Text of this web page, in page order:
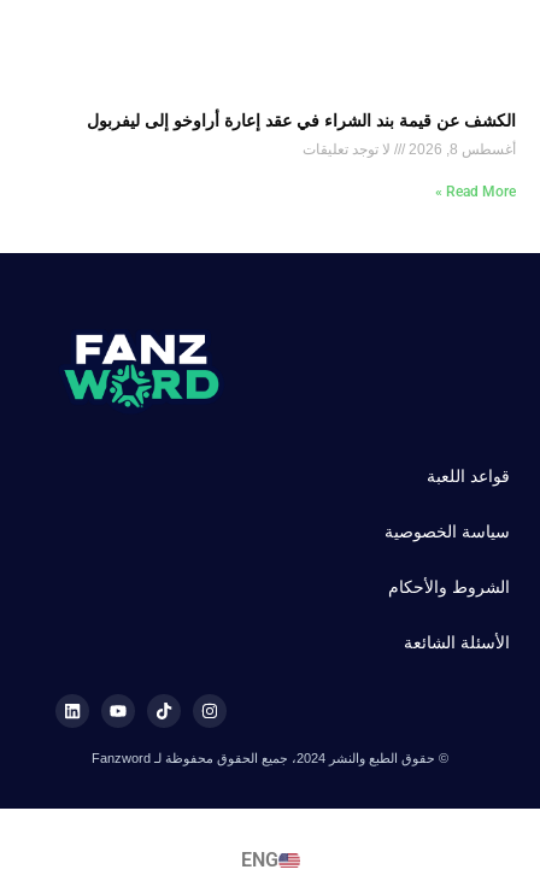
الكشف عن قيمة بند الشراء في عقد إعارة أراوخو إلى ليفربول
أغسطس 8, 2026 لا توجد تعليقات
Read More »
قواعد اللعبة
سياسة الخصوصية
الشروط والأحكام
الأسئلة الشائعة
© حقوق الطبع والنشر 2024، جميع الحقوق محفوظة لـ Fanzword
ENG